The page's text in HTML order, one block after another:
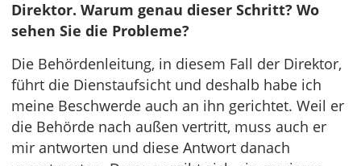
Direktor. Warum genau dieser Schritt? Wo
sehen Sie die Probleme?
Die Behördenleitung, in diesem Fall der Direktor,
führt die Dienstaufsicht und deshalb habe ich
meine Beschwerde auch an ihn gerichtet. Weil er
die Behörde nach außen vertritt, muss auch er
mir antworten und diese Antwort danach